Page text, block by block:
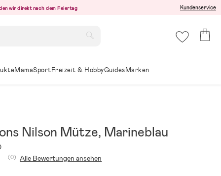
wir direkt nach dem Feiertag Kundenservice
MamaSportFreizeit & HobbyGuidesMarken
Nilson Mütze, Marineblau
(0) Alle Bewertungen ansehen